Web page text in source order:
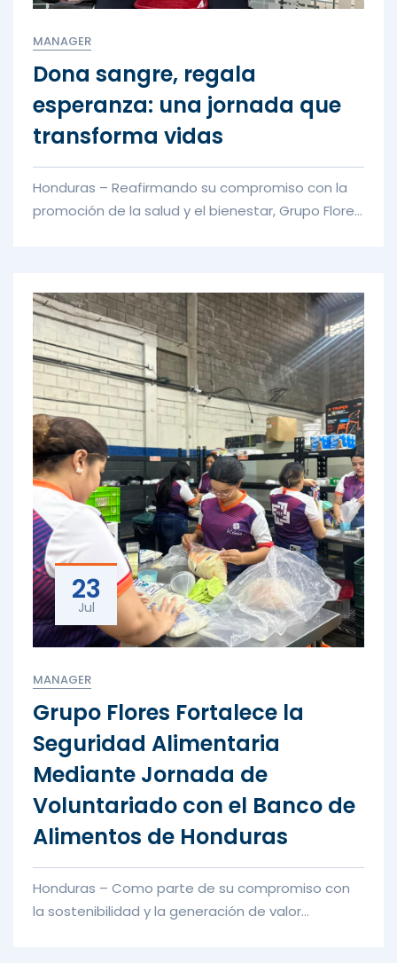
MANAGER
Dona sangre, regala
esperanza: una jornada que
transforma vidas
Honduras – Reafirmando su compromiso con la
promoción de la salud y el bienestar, Grupo Flores
23
Jul
MANAGER
Grupo Flores Fortalece la
Seguridad Alimentaria
Mediante Jornada de
Voluntariado con el Banco de
Alimentos de Honduras
Honduras – Como parte de su compromiso con
la sostenibilidad y la generación de valor